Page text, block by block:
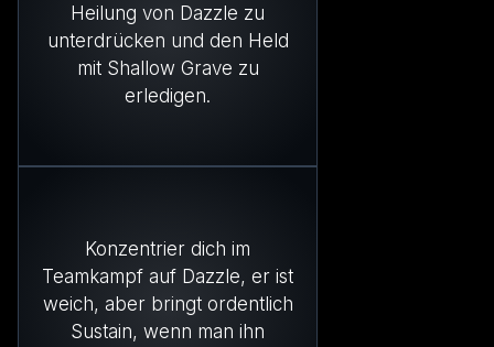
Heilung von Dazzle zu
unterdrücken und den Held
mit Shallow Grave zu
erledigen.
Konzentrier dich im
Teamkampf auf Dazzle, er ist
weich, aber bringt ordentlich
Sustain, wenn man ihn